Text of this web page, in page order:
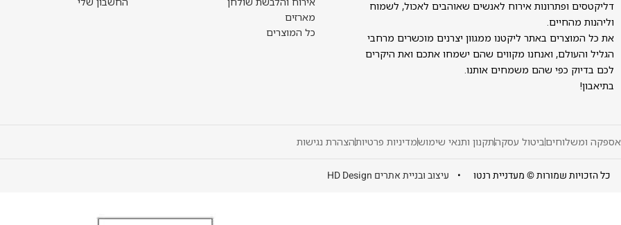
דליקטסים ופתרונות אירוח לאנשים שאוהבים לאכול, לשמוח
וליהנות מהחיים.
את כל המוצרים באתר ליקטנו ממגוון יצרנים מוכשרים מרחבי
הגליל והעולם, ואנחנו מקווים שהם ישמחו אתכם ואת היקרים
לכם בדיוק כפי שהם משמחים אותנו.
בתיאבון!
מארזים
כל המוצרים
אספקה ומשלוחיםביטול עסקהתקנון ותנאי שימושמדיניות פרטיותהצהרת נגישות
כל הזכויות שמורות © מעדניית רנטו • עיצוב ובניית אתרים HD Design